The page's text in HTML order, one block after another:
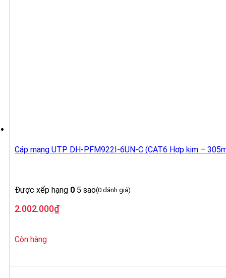
Cáp mạng UTP DH-PFM922I-6UN-C (CAT6 Hợp kim –
Được xếp hạng 0 5 sao(0 đánh giá)
2.002.000₫
Còn hàng